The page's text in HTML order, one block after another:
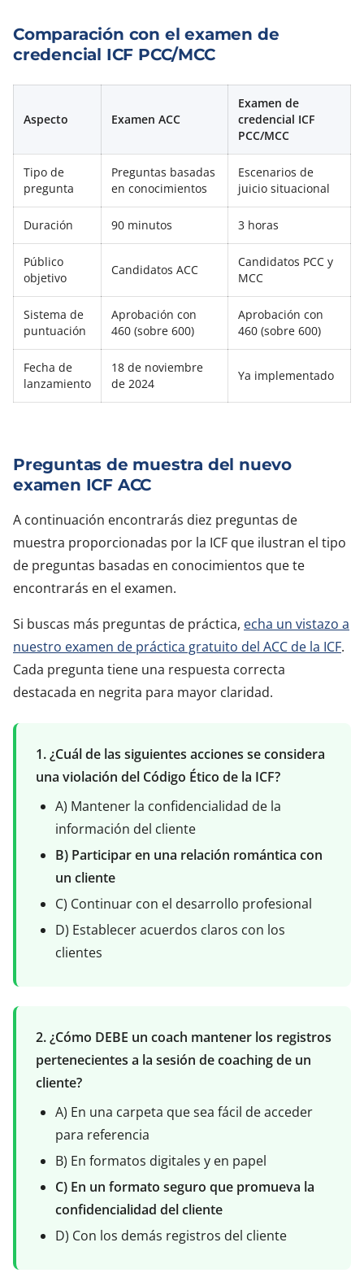
Comparación con el examen de
credencial ICF PCC/MCC
Aspecto Examen ACC
Examen de
credencial ICF
PCC/MCC
Tipo de
pregunta
Preguntas basadas
en conocimientos
Escenarios de
juicio situacional
Duración 90 minutos 3 horas
Público
objetivo
Candidatos ACC
Candidatos PCC y
MCC
Sistema de
puntuación
Aprobación con
460 (sobre 600)
Aprobación con
460 (sobre 600)
Fecha de
lanzamiento
18 de noviembre
de 2024
Ya implementado
Preguntas de muestra del nuevo
examen ICF ACC
A continuación encontrarás diez preguntas de
muestra proporcionadas por la ICF que ilustran el tipo
de preguntas basadas en conocimientos que te
encontrarás en el examen.
Si buscas más preguntas de práctica, echa un vistazo a
nuestro examen de práctica gratuito del ACC de la ICF.
Cada pregunta tiene una respuesta correcta
destacada en negrita para mayor claridad.
1. ¿Cuál de las siguientes acciones se considera
una violación del Código Ético de la ICF?
A) Mantener la confidencialidad de la
información del cliente
B) Participar en una relación romántica con
un cliente
C) Continuar con el desarrollo profesional
D) Establecer acuerdos claros con los
clientes
2. ¿Cómo DEBE un coach mantener los registros
pertenecientes a la sesión de coaching de un
cliente?
A) En una carpeta que sea fácil de acceder
para referencia
B) En formatos digitales y en papel
C) En un formato seguro que promueva la
confidencialidad del cliente
D) Con los demás registros del cliente